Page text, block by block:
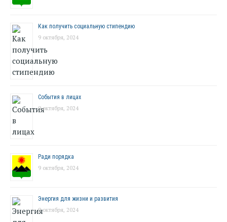
Как получить социальную стипендию
9 октября, 2024
События в лицах
9 октября, 2024
Ради порядка
9 октября, 2024
Энергия для жизни и развития
9 октября, 2024